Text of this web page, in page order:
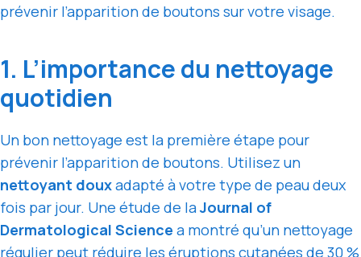
prévenir l’apparition de boutons sur votre visage.
1. L’importance du nettoyage
quotidien
Un bon nettoyage est la première étape pour
prévenir l’apparition de boutons. Utilisez un
nettoyant douxadapté à votre type de peau deux
fois par jour. Une étude de laJournal of
Dermatological Science a montré qu’un nettoyage
régulier peut réduire les éruptions cutanées de 30 %